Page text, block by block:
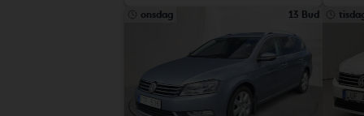
onsdag 13 Bud